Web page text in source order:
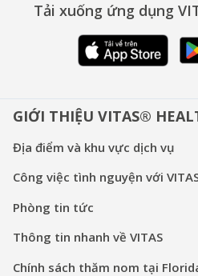
Tải xuống ứng dụng
GIỚI THIỆU VITAS®
Địa điểm và khu vực dịch vụ
Công việc tình nguyện với
Phòng tin tức
Thông tin nhanh về VITAS
Chính sách thăm nom tại